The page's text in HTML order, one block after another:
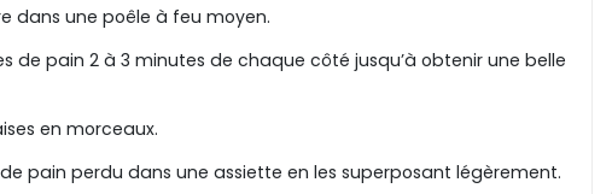
dans une poêle à feu moyen.
de pain 2 à 3 minutes de chaque côté jusqu’à obtenir une belle
en morceaux.
pain perdu dans une assiette en les superposant légèrement.